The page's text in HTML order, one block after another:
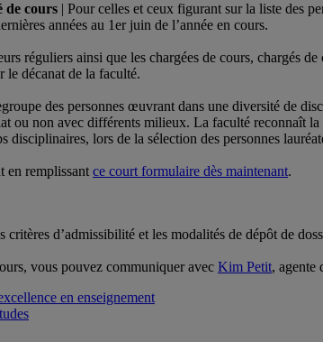
de cours | Pour celles et ceux figurant sur la liste des
années au 1er juin de l’année en cours.
réguliers ainsi que les chargées de cours, chargés
le décanat de la faculté.
des personnes œuvrant dans une diversité de
ou non avec différents milieux. La faculté reconnaît
disciplinaires, lors de la sélection des personnes
en remplissant ce court formulaire dès maintenant.
d’admissibilité et les modalités de dépôt de
vous pouvez communiquer avec Kim Petit, agente
en enseignement